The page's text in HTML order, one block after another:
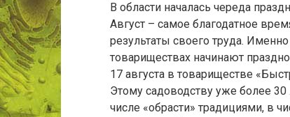
В области началась череда
Август – самое благодатное
результаты своего труда.
товариществах начинают
17 августа в товариществе
Этому садоводству уже более 30
числе «обрасти» традициями, в